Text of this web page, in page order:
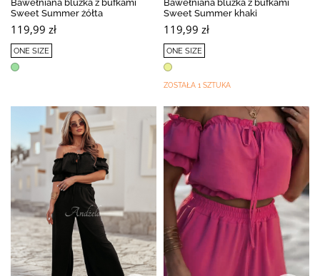
Bawełniana bluzka z bufkami
Sweet Summer żółta
119,99 zł
ONE SIZE
Bawełniana bluzka z bufkami
Sweet Summer khaki
119,99 zł
ONE SIZE
ZOSTAŁA 1 SZTUKA